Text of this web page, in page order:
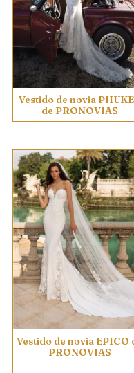
Vestido de novia
de PRONOVIAS
Vestido de novia EPICO
PRONOVIAS